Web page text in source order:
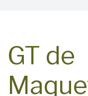
GT de